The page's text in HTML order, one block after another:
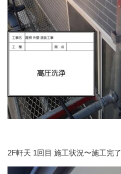
2F軒天 1回目 施工状況〜施工完了